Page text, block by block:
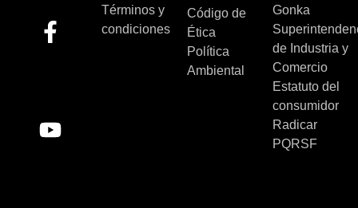
Términos y
condiciones
Código de
Ética
Política
Ambiental
Gonka
de Industria y
Comercio
Estatuto del
consumidor
Radicar
PQRSF